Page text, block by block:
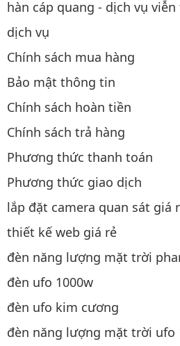
hàn cáp quang - dịch vụ
dịch vụ
Chính sách mua hàng
Bảo mật thông tin
Chính sách hoàn tiền
Chính sách trả hàng
Phương thức thanh toán
Phương thức giao dịch
lắp đặt camera quan sát giá
thiết kế web giá rẻ
đèn năng lượng mặt trời
đèn ufo 1000w
đèn ufo kim cương
đèn năng lượng mặt trời ufo